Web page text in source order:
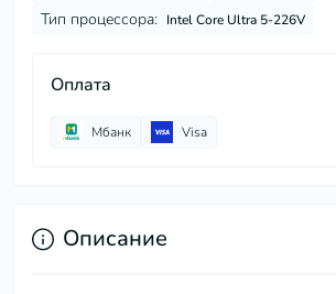
Тип процессора: Intel Core Ultra 5-226V
Оплата
Мбанк Visa
Описание